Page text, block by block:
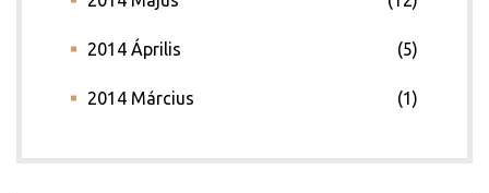
2014 Április (5)
2014 Március (1)